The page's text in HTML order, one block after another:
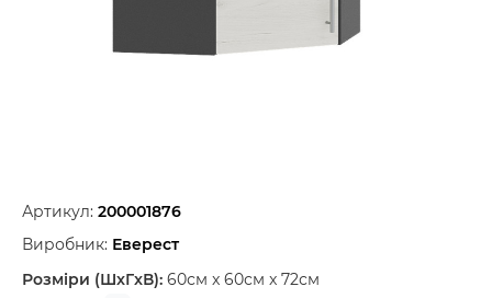
Артикул: 200001876
Виробник: Еверест
Розміри (ШxГxВ): 60см x 60см x 72см